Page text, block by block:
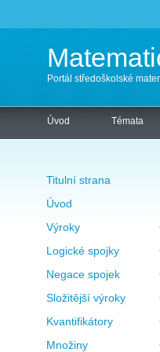
Portál středoškolské
Úvod Témata
Titulní strana
Úvod
Výroky
Logické spojky
Negace spojek
Složitější výroky
Kvantifikátory
Množiny